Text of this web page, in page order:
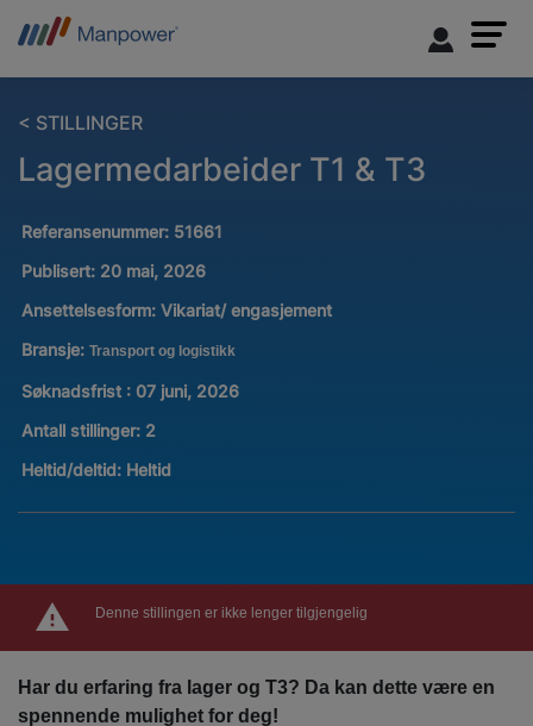
< STILLINGER
Lagermedarbeider T1 & T3
Referansenummer: 51661
Publisert: 20 mai, 2026
Ansettelsesform: Vikariat/ engasjement
Bransje: Transport og logistikk
Søknadsfrist : 07 juni, 2026
Antall stillinger: 2
Heltid/deltid: Heltid
Denne stillingen er ikke lenger tilgjengelig
Har du erfaring fra lager og T3? Da kan dette være en
spennende mulighet for deg!